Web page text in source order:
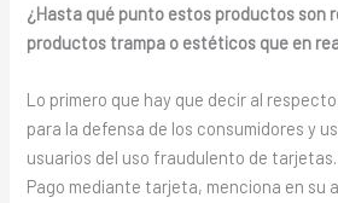
¿Hasta qué punto estos productos son
productos trampa o estéticos que en
Lo primero que hay que decir al
para la defensa de los consumidores y
usuarios del uso fraudulento de tarjetas.
Pago mediante tarjeta, menciona en su